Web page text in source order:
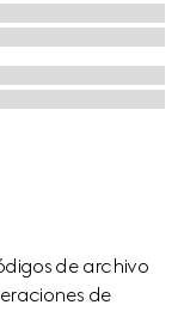
de archivo
de